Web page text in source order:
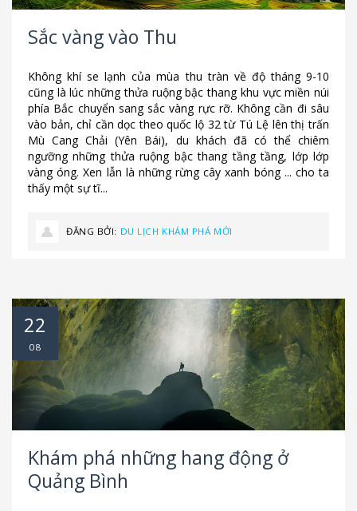
Sắc vàng vào Thu
Không khí se lạnh của mùa thu tràn về độ tháng 9-10
cũng là lúc những thửa ruộng bậc thang khu vực miền núi
phía Bắc chuyển sang sắc vàng rực rỡ. Không cần đi sâu
vào bản, chỉ cần dọc theo quốc lộ 32 từ Tú Lệ lên thị trấn
Mù Cang Chải (Yên Bái), du khách đã có thể chiêm
ngưỡng những thửa ruộng bậc thang tầng tầng, lớp lớp
vàng óng. Xen lẫn là những rừng cây xanh bóng ... cho ta
thấy một sự tĩ...
ĐĂNG BỞI: DU LỊCH KHÁM PHÁ MỚI
Khám phá những hang động ở
Quảng Bình
22
08